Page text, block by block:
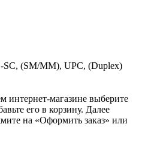
SC, (SM/MM), UPC, (Duplex)
интернет-магазине выберите
его в корзину. Далее
на «Оформить заказ» или